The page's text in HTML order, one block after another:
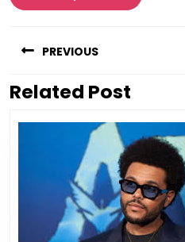
PREVIOUS
Vorig
Related Post